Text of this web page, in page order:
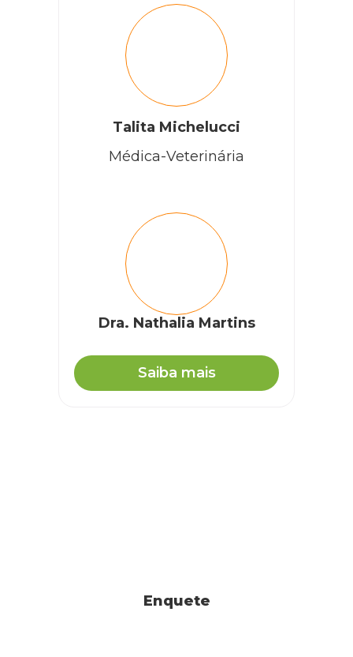
Talita Michelucci
Médica-Veterinária
Dra. Nathalia Martins
Saiba mais
Enquete